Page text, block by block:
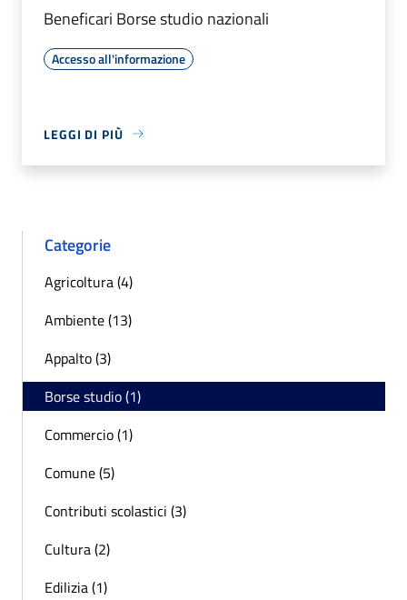
Beneficari Borse studio nazionali
Accesso all'informazione
LEGGI DI PIÙ
Categorie
Agricoltura (4)
Ambiente (13)
Appalto (3)
Borse studio (1)
Commercio (1)
Comune (5)
Contributi scolastici (3)
Cultura (2)
Edilizia (1)